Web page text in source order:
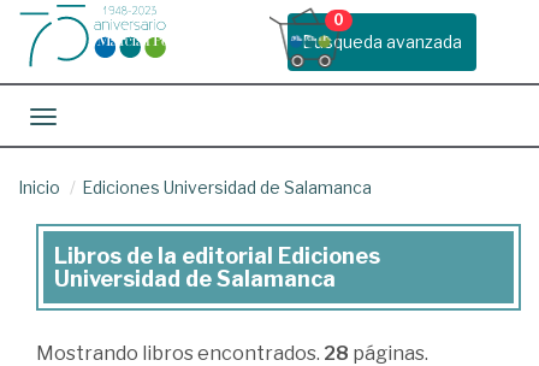
Busqueda avanzada
0
Toggle navigation
Inicio Ediciones Universidad de Salamanca
Libros
de
la
Libros de la editorial Ediciones
Universidad de Salamanca
Mostrando libros encontrados. 28 páginas.